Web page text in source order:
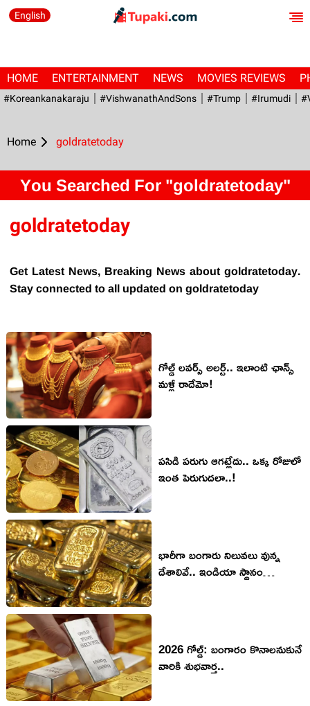
English
HOME ENTERTAINMENT NEWS MOVIES REVIEWS
#Koreankanakaraju #VishwanathAndSons #Trump #irumudi
Home goldratetoday
You Searched For "goldratetoday"
goldratetoday
Get Latest News, Breaking News about goldratetoday.
Stay connected to all updated on goldratetoday
గోల్డ్ లవర్స్ అలర్ట్.. ఇలాంటి ఛాన్స్
మళ్లీ రాదేమో!
పసిడి పరుగు ఆగట్లేదు.. ఒక్క రోజులో
ఇంత పెరుగుదలా..!
భారీగా బంగారు నిలువలు వున్న
దేశాలివే.. ఇండియా స్థానం
2026 గోల్డ్: బంగారం కొనాలనుకునే
వారికి శుభవార్త..